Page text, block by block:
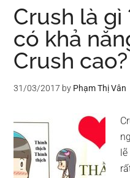
Crush là gì
có khả
Crush cao?
31/03/2017 by Phạm Thị Vân